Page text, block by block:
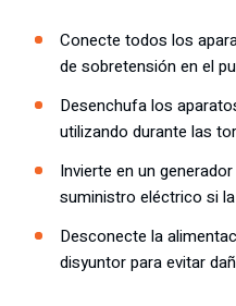
Conecte todos los
de sobretensión en el
Desenchufa los
utilizando durante las
Invierte en un
suministro eléctrico si
Desconecte la
disyuntor para evitar